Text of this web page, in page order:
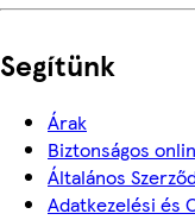
Segítünk
Árak
Biztonságos
Általános
Adatkezelési és